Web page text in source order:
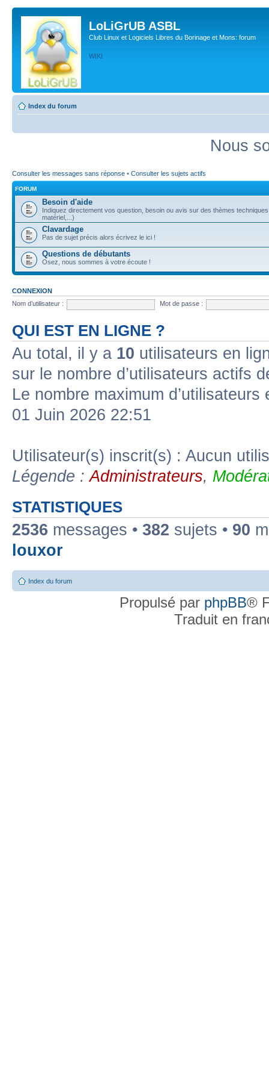
LoLiGrUB ASBL
Club Linux et Logiciels Libres du Borinage et Mons: forum
WIKI
Index du forum
Nous
Consulter les messages sans réponse • Consulter les sujets actifs
FORUM
Besoin d'aide
Indiquez directement vos question, besoin ou avis sur des thèmes
matériel,...)
Clavardage
Pas de sujet précis alors écrivez le ici !
Questions de débutants
Osez, nous sommes à votre écoute !
CONNEXION
Nom d’utilisateur :
Mot de passe :
QUI EST EN LIGNE ?
Au total, il y a 10 utilisateurs en
sur le nombre d’utilisateurs actifs
Le nombre maximum
01 Juin 2026 22:51
Utilisateur(s) inscrit(s) : Aucun
Légende :Administrateurs,
STATISTIQUES
2536 messages • 382 sujets • 90
louxor
Index du forum
Propulsé par phpBB®
Traduit en